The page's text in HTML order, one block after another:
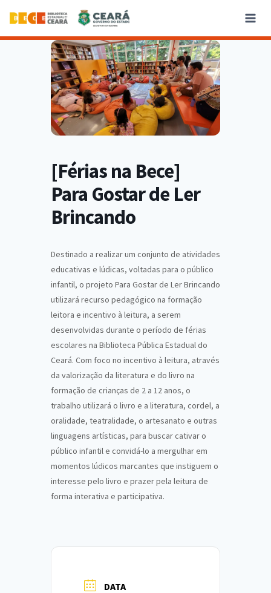
[Férias na Bece]
Para Gostar de Ler
Brincando
Destinado a realizar um conjunto de atividades
educativas e lúdicas, voltadas para o público
infantil, o projeto Para Gostar de Ler Brincando
utilizará recurso pedagógico na formação
leitora e incentivo à leitura, a serem
desenvolvidas durante o período de férias
escolares na Biblioteca Pública Estadual do
Ceará. Com foco no incentivo à leitura, através
da valorização da literatura e do livro na
formação de crianças de 2 a 12 anos, o
trabalho utilizará o livro e a literatura, cordel, a
oralidade, teatralidade, o artesanato e outras
linguagens artísticas, para buscar cativar o
público infantil e convidá-lo a mergulhar em
momentos lúdicos marcantes que instiguem o
interesse pelo livro e prazer pela leitura de
forma interativa e participativa.
DATA